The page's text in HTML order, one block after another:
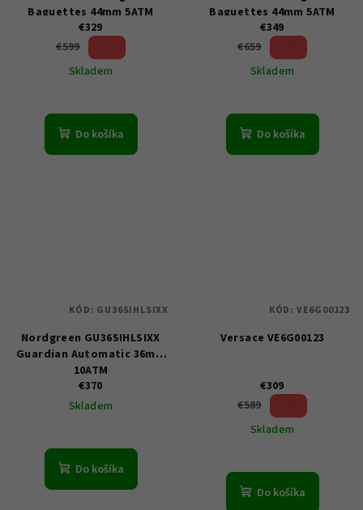
Baguettes 44mm 5ATM
€329
€599
Skladem
Do košíka
Baguettes 44mm 5ATM
€349
€659
Skladem
Do košíka
Nordgreen GU36SIHLSIXX
Guardian Automatic 36mm
10ATM
€370
Skladem
Do košíka
KÓD: GU36SIHLSIXX
Versace VE6G00123
€309
€589
Skladem
Do košíka
KÓD: VE6G00123